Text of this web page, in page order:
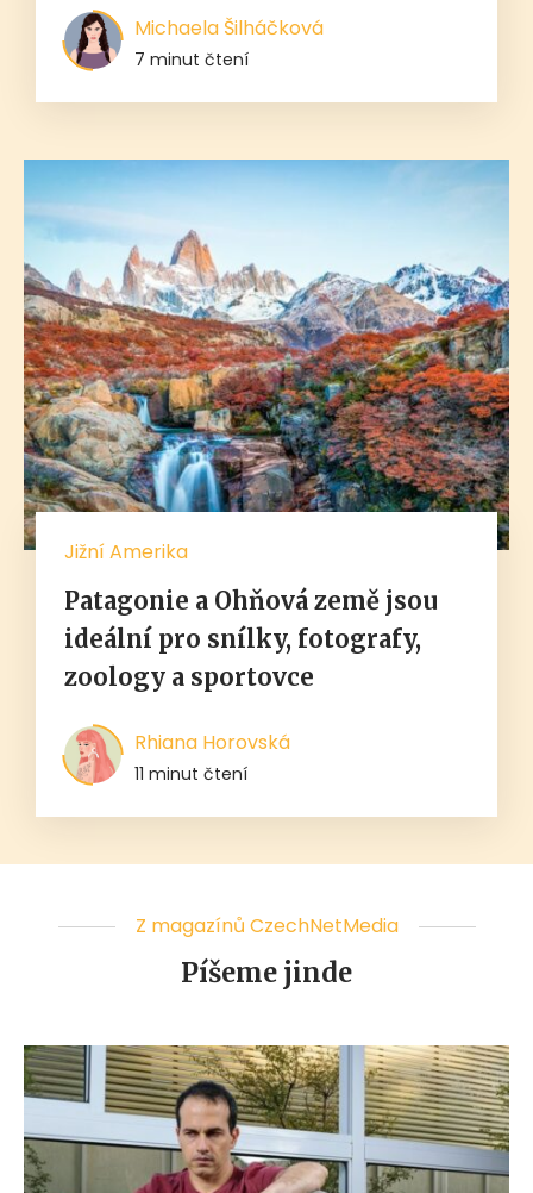
Michaela Šilháčková
7 minut čtení
Jižní Amerika
Patagonie a Ohňová země jsou
ideální pro snílky, fotografy,
zoology a sportovce
Rhiana Horovská
11 minut čtení
Z magazínů CzechNetMedia
Píšeme jinde